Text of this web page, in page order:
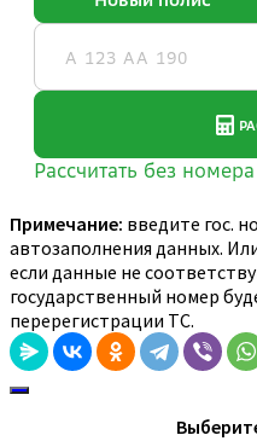
Примечание: введите гос.
автозаполнения данных.
если данные не
государственный номер
перерегистрации ТС.